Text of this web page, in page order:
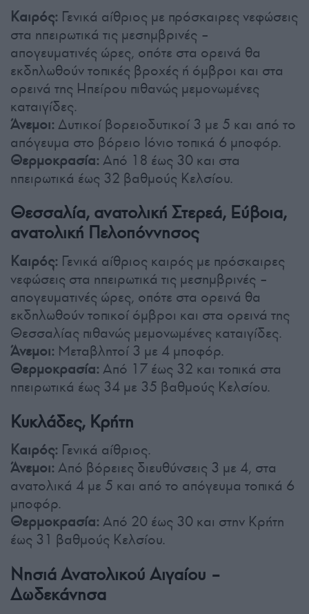
Καιρός: Γενικά αίθριος με πρόσκαιρες νεφώσεις
στα ηπειρωτικά τις μεσημβρινές –
απογευματινές ώρες, οπότε στα ορεινά θα
εκδηλωθούν τοπικές βροχές ή όμβροι και στα
ορεινά της Ηπείρου πιθανώς μεμονωμένες
καταιγίδες.
Άνεμοι: Δυτικοί βορειοδυτικοί 3 με 5 και από το
απόγευμα στο βόρειο Ιόνιο τοπικά 6 μποφόρ.
Θερμοκρασία: Από 18 έως 30 και στα
ηπειρωτικά έως 32 βαθμούς Κελσίου.
Θεσσαλία, ανατολική Στερεά, Εύβοια,
ανατολική Πελοπόννησος
Καιρός: Γενικά αίθριος καιρός με πρόσκαιρες
νεφώσεις στα ηπειρωτικά τις μεσημβρινές –
απογευματινές ώρες, οπότε στα ορεινά θα
εκδηλωθούν τοπικοί όμβροι και στα ορεινά της
Θεσσαλίας πιθανώς μεμονωμένες καταιγίδες.
Άνεμοι: Μεταβλητοί 3 με 4 μποφόρ.
Θερμοκρασία: Από 17 έως 32 και τοπικά στα
ηπειρωτικά έως 34 με 35 βαθμούς Κελσίου.
Κυκλάδες, Κρήτη
Καιρός: Γενικά αίθριος.
Άνεμοι: Από βόρειες διευθύνσεις 3 με 4, στα
ανατολικά 4 με 5 και από το απόγευμα τοπικά 6
μποφόρ.
Θερμοκρασία: Από 20 έως 30 και στην Κρήτη
έως 31 βαθμούς Κελσίου.
Νησιά Ανατολικού Αιγαίου –
Δωδεκάνησα